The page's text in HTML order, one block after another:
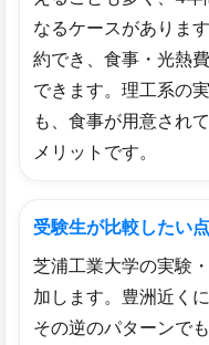
なるケースがありま
約でき、食事・光熱
できます。理工系の
も、食事が用意され
メリットです。
受験生が比較したい点
芝浦工業大学の実験
加します。豊洲近く
その逆のパターンで